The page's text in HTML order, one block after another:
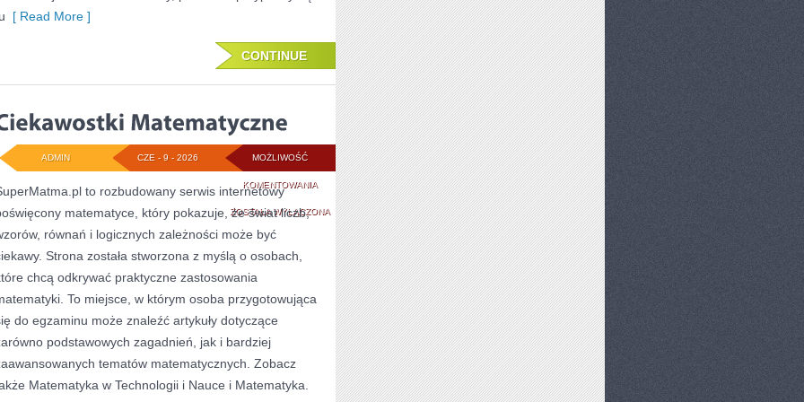
[ Read More ]
CONTINUE
MOŻLIWOŚĆ
KOMENTOWANIACIEKAWOSTKI
MATEMATYCZNE
ZOSTAŁA WYŁĄCZONA
CZE - 9 - 2026
ADMIN
to rozbudowany serwis internetowy
matematyce, który pokazuje, że świat liczb,
równań i logicznych zależności może być
Strona została stworzona z myślą o osobach,
chcą odkrywać praktyczne zastosowania
To miejsce, w którym osoba przygotowująca
do egzaminu może znaleźć artykuły dotyczące
podstawowych zagadnień, jak i bardziej
tematów matematycznych. Zobacz
Matematyka w Technologii i Nauce i Matematyka.